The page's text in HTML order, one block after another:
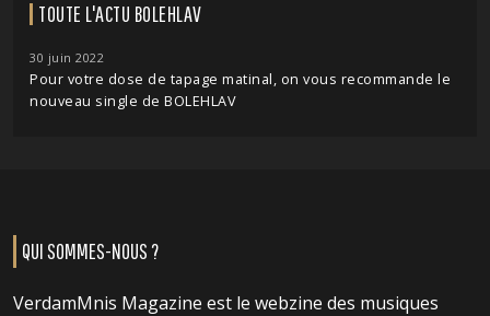
TOUTE L'ACTU BOLEHLAV
30 juin 2022
Pour votre dose de tapage matinal, on vous recommande le
nouveau single de BOLEHLAV
QUI SOMMES-NOUS ?
VerdamMnis Magazine est le webzine des musiques